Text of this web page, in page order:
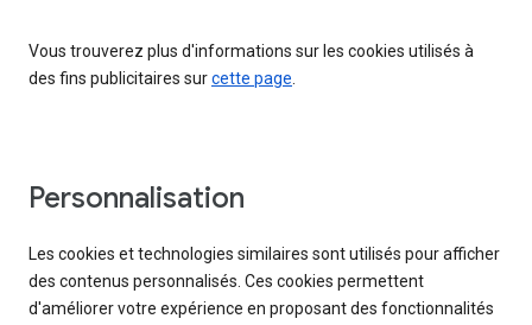
Vous trouverez plus d'informations sur les cookies utilisés à
des fins publicitaires surcette page.
Personnalisation
Les cookies et technologies similaires sont utilisés pour afficher
des contenus personnalisés. Ces cookies permettent
d'améliorer votre expérience en proposant des fonctionnalités